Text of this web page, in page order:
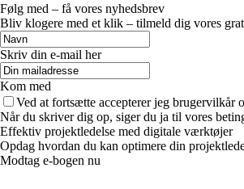
Følg med – få vores nyhedsbrev
Bliv klogere med et klik – tilmeld dig vores
Skriv din e-mail her
Kom med
Ved at fortsætte accepterer jeg brugervilkår
Når du skriver dig op, siger du ja til vores
Effektiv projektledelse med digitale værktøjer
Opdag hvordan du kan optimere din
Modtag e-bogen nu